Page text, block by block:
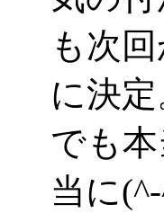
も次
に決定
でも
当に(^-